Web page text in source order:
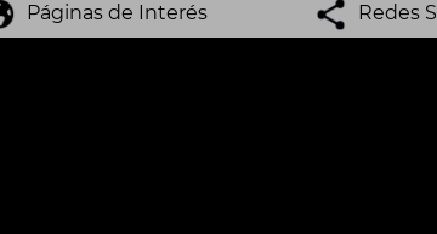
Páginas de Interés Redes